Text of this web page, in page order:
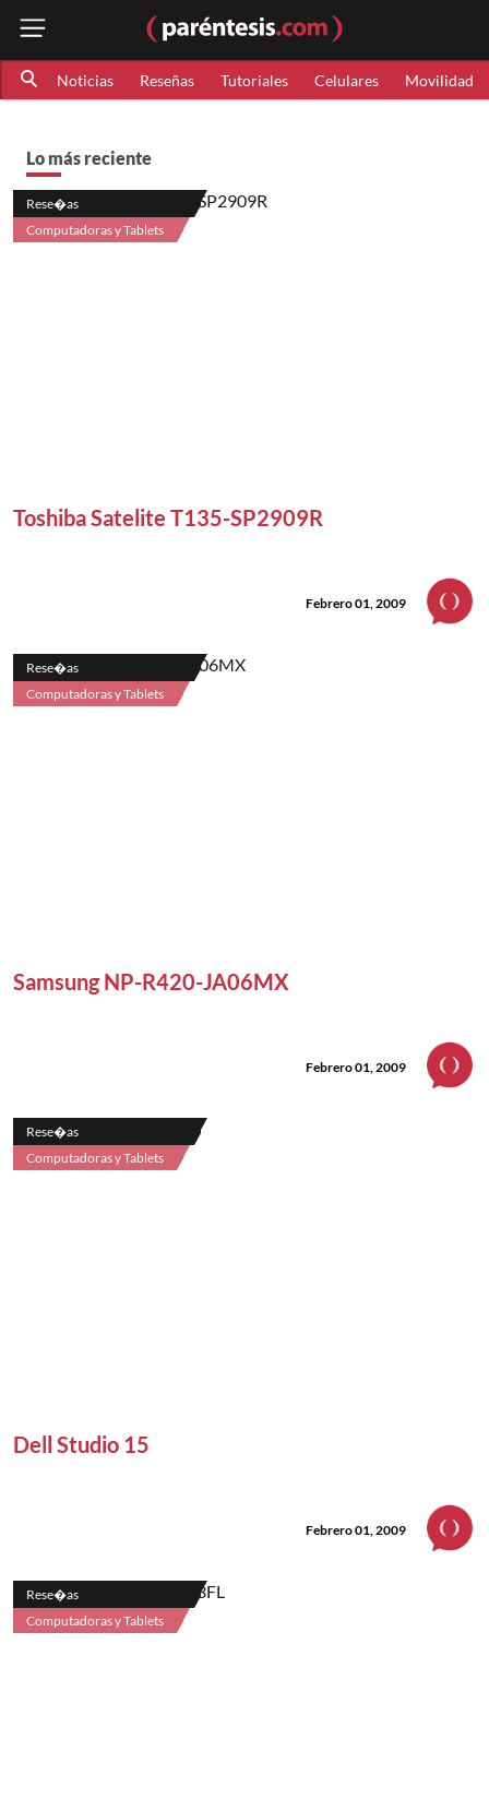
Noticias Reseñas Tutoriales Celulares Movilidad
Lo más reciente
Rese�as
Computadoras y Tablets
Toshiba Satelite T135-SP2909R
Febrero 01, 2009
Rese�as
Computadoras y Tablets
Samsung NP-R420-JA06MX
Febrero 01, 2009
Rese�as
Computadoras y Tablets
Dell Studio 15
Febrero 01, 2009
Rese�as
Computadoras y Tablets